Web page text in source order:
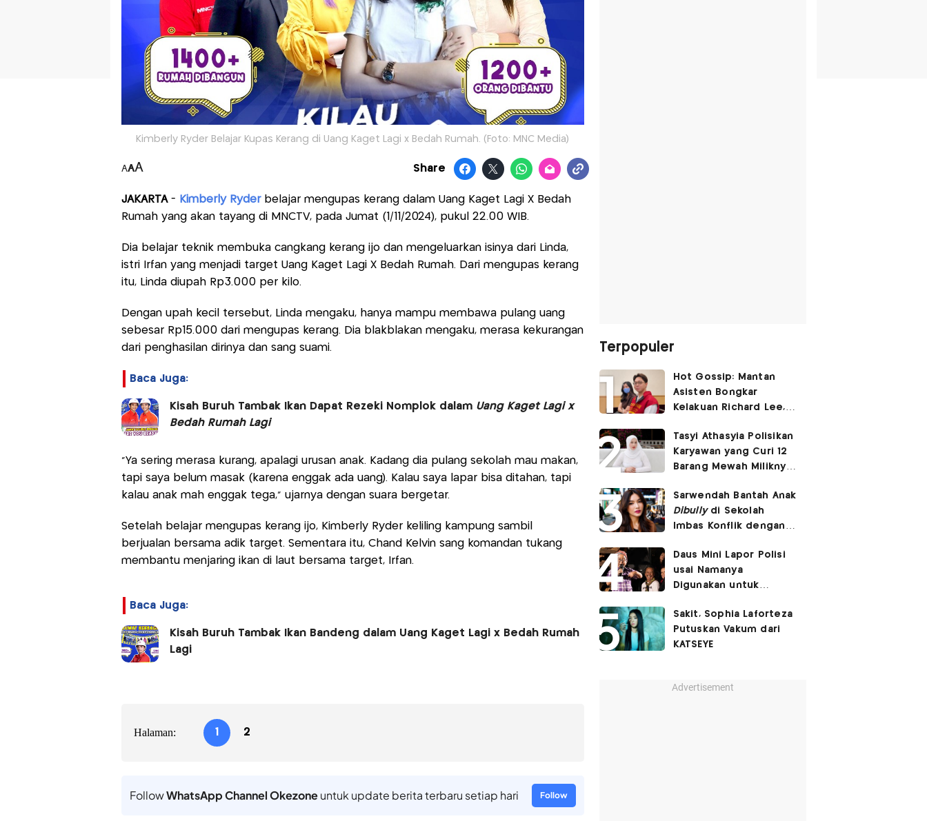
Kimberly Ryder Belajar Kupas Kerang di Uang Kaget Lagi x Bedah Rumah. (Foto: MNC Media)
AAA Share
JAKARTA- Kimberly Ryderbelajar mengupas kerang dalam Uang Kaget Lagi X Bedah
Rumah yang akan tayang di MNCTV, pada Jumat (1/11/2024), pukul 22.00 WIB.
Dia belajar teknik membuka cangkang kerang ijo dan mengeluarkan isinya dari Linda,
istri Irfan yang menjadi target Uang Kaget Lagi X Bedah Rumah. Dari mengupas kerang
itu, Linda diupah Rp3.000 per kilo.
Dengan upah kecil tersebut, Linda mengaku, hanya mampu membawa pulang uang
sebesar Rp15.000 dari mengupas kerang. Dia blakblakan mengaku, merasa kekurangan
dari penghasilan dirinya dan sang suami.
Baca Juga:
Kisah Buruh Tambak Ikan Dapat Rezeki Nomplok dalam Uang Kaget Lagi x
Bedah Rumah Lagi
"Ya sering merasa kurang, apalagi urusan anak. Kadang dia pulang sekolah mau makan,
tapi saya belum masak (karena enggak ada uang). Kalau saya lapar bisa ditahan, tapi
kalau anak mah enggak tega," ujarnya dengan suara bergetar.
Setelah belajar mengupas kerang ijo, Kimberly Ryder keliling kampung sambil
berjualan bersama adik target. Sementara itu, Chand Kelvin sang komandan tukang
membantu menjaring ikan di laut bersama target, Irfan.
Baca Juga:
Kisah Buruh Tambak Ikan Bandeng dalam Uang Kaget Lagi x Bedah Rumah
Lagi
Halaman: 1 2
FollowWhatsApp Channel Okezoneuntuk update berita terbaru setiap hari Follow
Terpopuler
Hot Gossip: Mantan
Asisten Bongkar
Kelakuan Richard Lee,
Vicky Prasetyo
Tasyi Athasyia Polisikan
Karyawan yang Curi 12
Barang Mewah Miliknya
Sarwendah Bantah Anak
Dibullydi Sekolah
Imbas Konflik dengan
Daus Mini Lapor Polisi
usai Namanya
Digunakan untuk
SARA
Sakit, Sophia Laforteza
Putuskan Vakum dari
KATSEYE
Advertisement